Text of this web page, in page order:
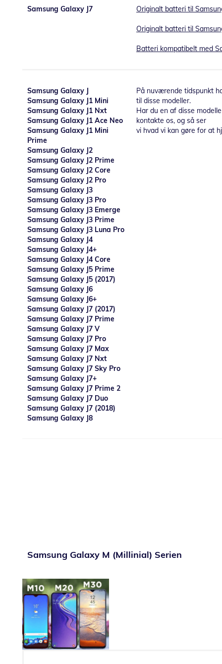
Samsung Galaxy J7 Originalt batteri til
Originalt batteri til
Batteri kompatibelt med
Samsung Galaxy J
Samsung Galaxy J1 Mini
Samsung Galaxy J1 Nxt
Samsung Galaxy J1 Ace Neo
Samsung Galaxy J1 Mini
Prime
Samsung Galaxy J2
Samsung Galaxy J2 Prime
Samsung Galaxy J2 Core
Samsung Galaxy J2 Pro
Samsung Galaxy J3
Samsung Galaxy J3 Pro
Samsung Galaxy J3 Emerge
Samsung Galaxy J3 Prime
Samsung Galaxy J3 Luna Pro
Samsung Galaxy J4
Samsung Galaxy J4+
Samsung Galaxy J4 Core
Samsung Galaxy J5 Prime
Samsung Galaxy J5 (2017)
Samsung Galaxy J6
Samsung Galaxy J6+
Samsung Galaxy J7 (2017)
Samsung Galaxy J7 Prime
Samsung Galaxy J7 V
Samsung Galaxy J7 Pro
Samsung Galaxy J7 Max
Samsung Galaxy J7 Nxt
Samsung Galaxy J7 Sky Pro
Samsung Galaxy J7+
Samsung Galaxy J7 Prime 2
Samsung Galaxy J7 Duo
Samsung Galaxy J7 (2018)
Samsung Galaxy J8
På nuværende tidspunkt
til disse modeller.
Har du en af disse
kontakte os, og så ser
vi hvad vi kan gøre for at
Samsung Galaxy M (Millinial) Serien